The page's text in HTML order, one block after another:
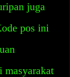
juga
pos ini
masyarakat